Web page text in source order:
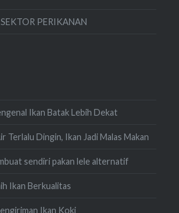
PERIKANAN
Ikan Batak Lebih Dekat
Terlalu Dingin, Ikan Jadi Malas Makan
sendiri pakan lele alternatif
Ikan Berkualitas
Ikan Koki